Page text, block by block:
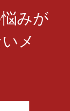
みが
メ